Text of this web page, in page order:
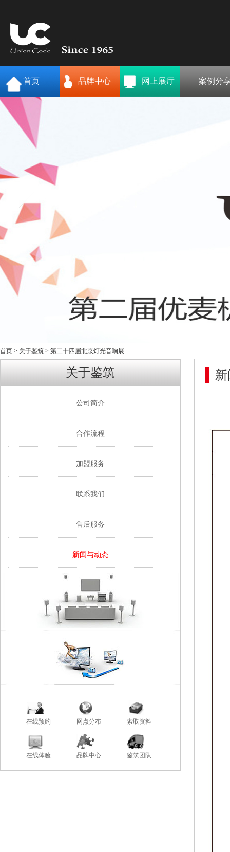
首页 品牌中心 网上展厅 案例分
首页 > 关于鉴筑 > 第二十四届北京灯光音响展
关于鉴筑
公司简介
合作流程
加盟服务
联系我们
售后服务
新闻与动态
在线预约 网点分布 索取资料
在线体验 品牌中心 鉴筑团队